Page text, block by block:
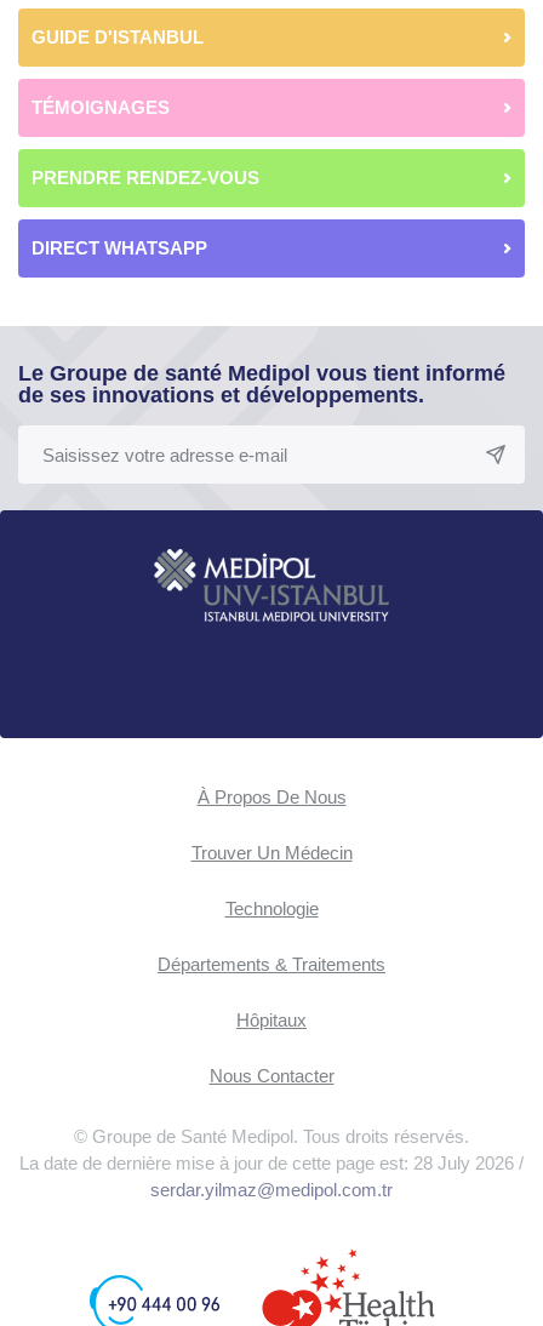
GUIDE D'ISTANBUL
TÉMOIGNAGES
PRENDRE RENDEZ-VOUS
DIRECT WHATSAPP
Le Groupe de santé Medipol vous tient informé
de ses innovations et développements.
À Propos De Nous
Trouver Un Médecin
Technologie
Départements & Traitements
Hôpitaux
Nous Contacter
© Groupe de Santé Medipol. Tous droits réservés.
La date de dernière mise à jour de cette page est: 28 July 2026 /
serdar.yilmaz@medipol.com.tr